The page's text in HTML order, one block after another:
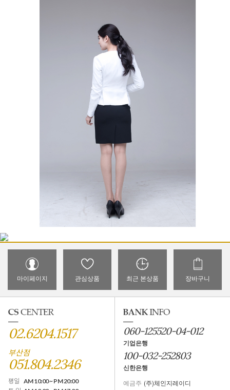
마이페이지 관심상품 최근 본상품 장바구니
02.6204.1517
부산점
051.804.2346
평일 AM 10:00 ~ PM 20:00
060-125520-04-012
기업은행
100-032-252803
신한은행
예금주 (주)체인지레이디